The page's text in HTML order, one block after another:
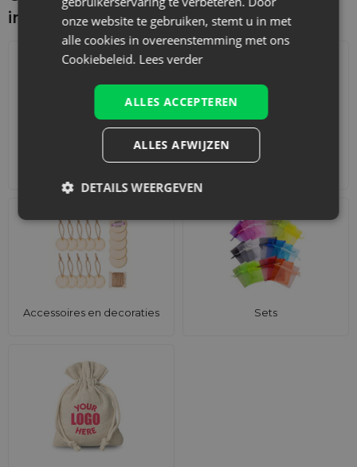
interesseren
Adventskalenders Katoenen zakjes
Accessoires en decoraties Sets
onze website te gebruiken, stemt u in met
alle cookies in overeenstemming met ons
Cookiebeleid. Lees verder
ALLES ACCEPTEREN
ALLES AFWIJZEN
DETAILS WEERGEVEN